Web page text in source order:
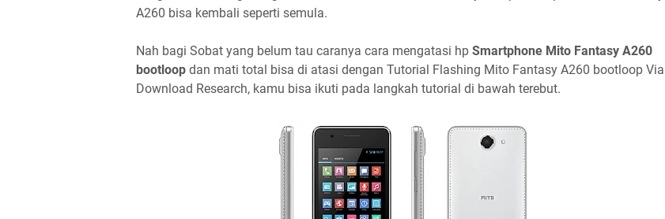
A260 bisa kembali seperti semula.
Nah bagi Sobat yang belum tau caranya cara mengatasi hp Smartphone Mito Fantasy A260
bootloop dan mati total bisa di atasi dengan Tutorial Flashing Mito Fantasy A260 bootloop Via
Download Research, kamu bisa ikuti pada langkah tutorial di bawah terebut.